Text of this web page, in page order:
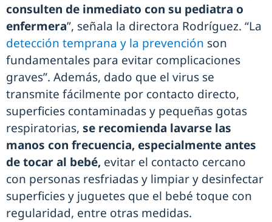
consulten de inmediato con su pediatra o
enfermera”, señala la directora Rodríguez. “La
detección temprana y la prevención son
fundamentales para evitar complicaciones
graves”. Además, dado que el virus se
transmite fácilmente por contacto directo,
superficies contaminadas y pequeñas gotas
respiratorias, se recomienda lavarse las
manos con frecuencia, especialmente antes
de tocar al bebé, evitar el contacto cercano
con personas resfriadas y limpiar y desinfectar
superficies y juguetes que el bebé toque con
regularidad, entre otras medidas.